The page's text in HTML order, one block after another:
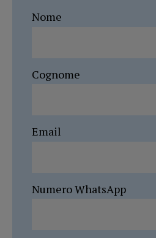
Nome
Cognome
Email
Numero WhatsApp